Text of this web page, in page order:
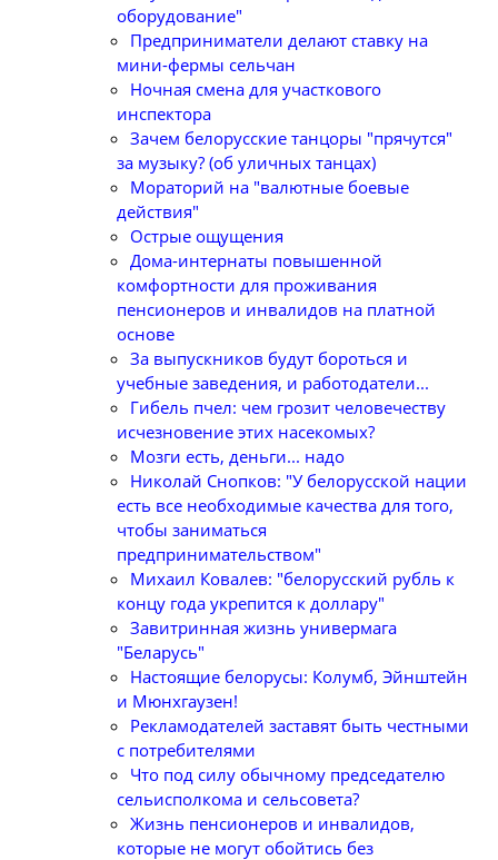
оборудование"
Предприниматели делают ставку на
мини-фермы сельчан
Ночная смена для участкового
инспектора
Зачем белорусские танцоры "прячутся"
за музыку? (об уличных танцах)
Мораторий на "валютные боевые
действия"
Острые ощущения
Дома-интернаты повышенной
комфортности для проживания
пенсионеров и инвалидов на платной
основе
За выпускников будут бороться и
учебные заведения, и работодатели...
Гибель пчел: чем грозит человечеству
исчезновение этих насекомых?
Мозги есть, деньги... надо
Николай Снопков: "У белорусской нации
есть все необходимые качества для того,
чтобы заниматься
предпринимательством"
Михаил Ковалев: "белорусский рубль к
концу года укрепится к доллару"
Завитринная жизнь универмага
"Беларусь"
Настоящие белорусы: Колумб, Эйнштейн
и Мюнхгаузен!
Рекламодателей заставят быть честными
с потребителями
Что под силу обычному председателю
сельисполкома и сельсовета?
Жизнь пенсионеров и инвалидов,
которые не могут обойтись без